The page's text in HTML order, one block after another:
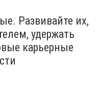
Развивайте их,
удержать
карьерные